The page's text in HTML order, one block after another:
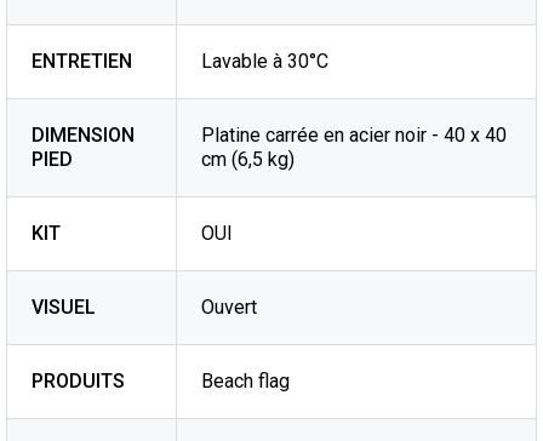
ENTRETIEN Lavable à 30°C
DIMENSION
PIED
Platine carrée en acier noir - 40 x 40
cm (6,5 kg)
KIT OUI
VISUEL Ouvert
PRODUITS Beach flag